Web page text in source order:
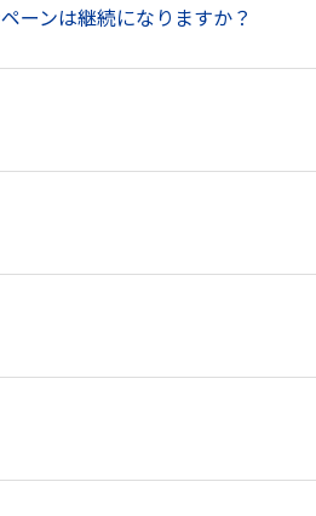
ーンは継続になりますか？